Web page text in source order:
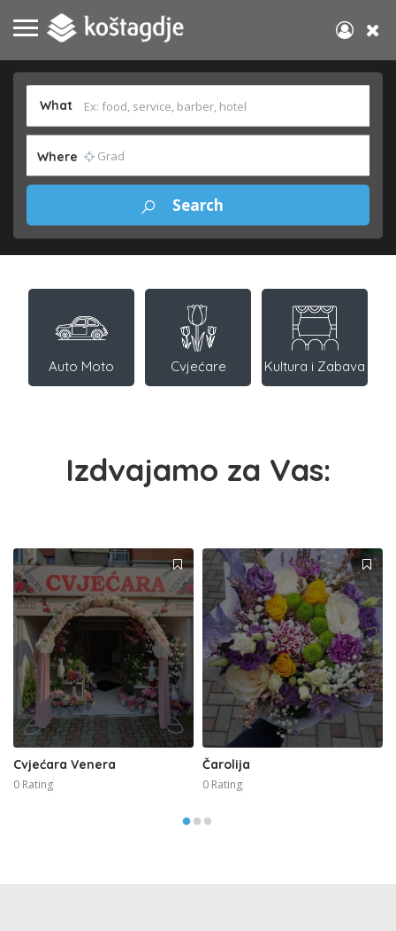
What
Where
Auto Moto Cvjećare Kultura i Zabava
Izdvajamo za Vas:
Cvjećara Venera
0 Rating
Čarolija
0 Rating